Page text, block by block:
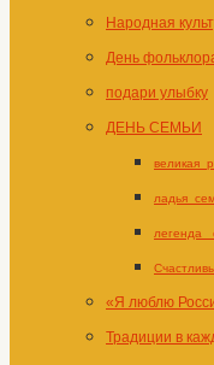
Народная
День
подари улыбку
ДЕНЬ СЕМЬИ
легенда
«Я люблю
Традиции в